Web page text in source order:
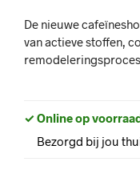
De nieuwe
van actieve stoffen,
remodeleringsproces
✓ Online op
Bezorgd bij jou